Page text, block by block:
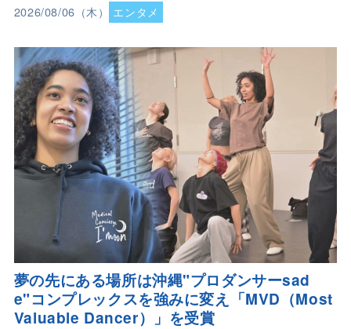
2026/08/06（木） エンタメ
夢の先にある場所は沖縄"プロダンサーsad
e"コンプレックスを強みに変え「MVD（Most
Valuable Dancer）」を受賞